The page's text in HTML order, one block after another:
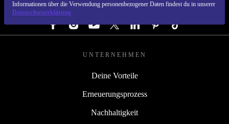
Informationen über die Verwendung personenbezogener Daten findest du in unserer
Datenschutzerklärung
FOLGE UNS
UNTERNEHMEN
Deine Vorteile
Erneuerungsprozess
Nachhaltigkeit